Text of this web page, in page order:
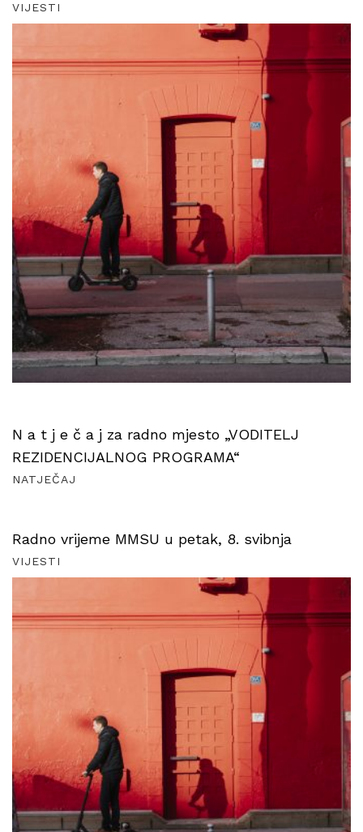
VIJESTI
N a t j e č a j za radno mjesto „VODITELJ
REZIDENCIJALNOG PROGRAMA“
NATJEČAJ
Radno vrijeme MMSU u petak, 8. svibnja
VIJESTI